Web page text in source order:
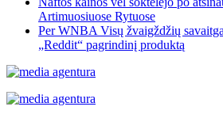
Artimuosiuose Rytuose
Per WNBA Visų žvaigždžių
„Reddit“ pagrindinį produktą